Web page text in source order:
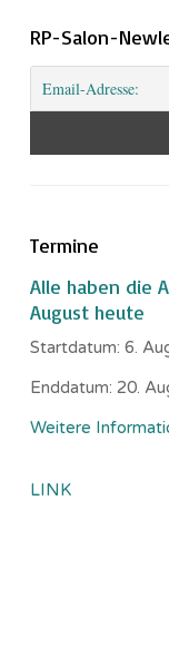
RP-Salon-
Termine
Alle haben die
August heute
Startdatum: 6.
Enddatum: 20.
Weitere
LINK